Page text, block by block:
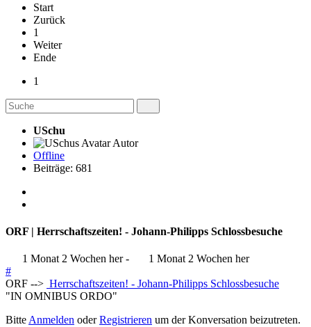
Start
Zurück
1
Weiter
Ende
1
USchu
Autor
Offline
Beiträge: 681
ORF | Herrschaftszeiten! - Johann-Philipps Schlossbesuche
1 Monat 2 Wochen her-
1 Monat 2 Wochen her
#
ORF --> Herrschaftszeiten! - Johann-Philipps Schlossbesuche
"IN OMNIBUS ORDO"
Bitte Anmelden oderRegistrieren um der Konversation beizutreten.